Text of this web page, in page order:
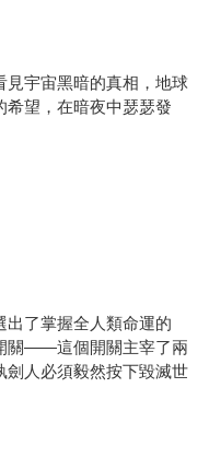
宇宙黑暗的真相，地球
希望，在暗夜中瑟瑟發
了掌握全人類命運的
關——這個開關主宰了兩
劍人必須毅然按下毀滅世